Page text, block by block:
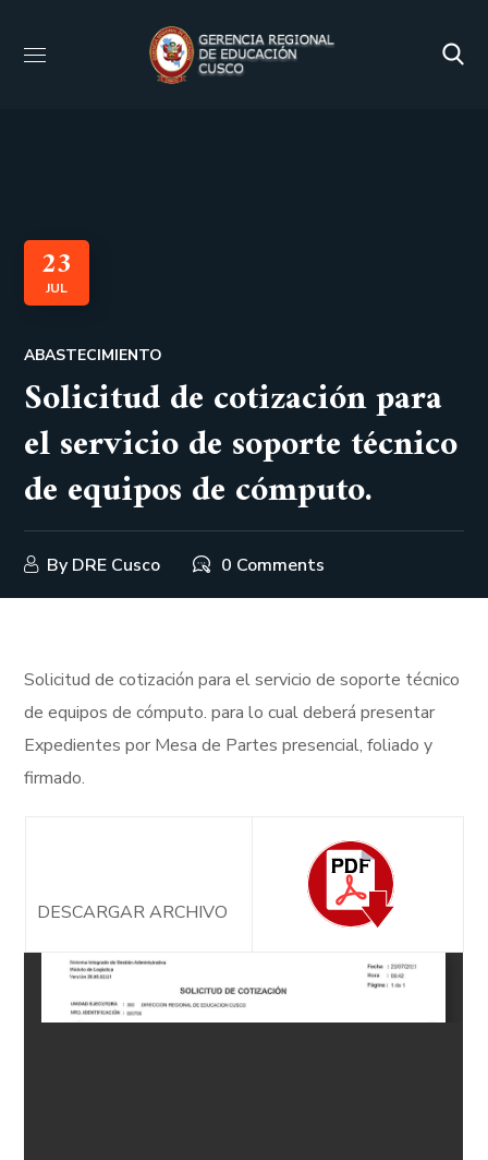
23
JUL
ABASTECIMIENTO
Solicitud de cotización para
el servicio de soporte técnico
de equipos de cómputo.
By DRE Cusco 0 Comments
Solicitud de cotización para el servicio de soporte técnico
de equipos de cómputo. para lo cual deberá presentar
Expedientes por Mesa de Partes presencial, foliado y
firmado.
DESCARGAR ARCHIVO